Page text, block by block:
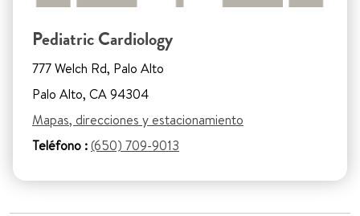
Pediatric Cardiology
777 Welch Rd, Palo Alto
Palo Alto, CA 94304
Mapas, direcciones y estacionamiento
Teléfono :(650) 709-9013